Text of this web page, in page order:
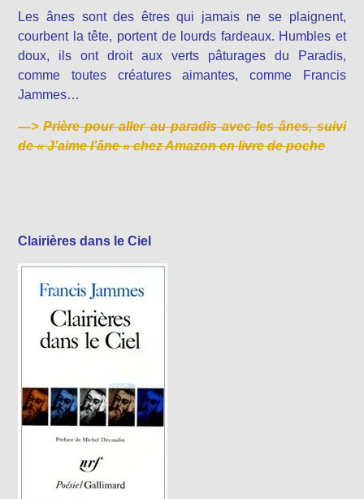
Les ânes sont des êtres qui jamais ne se plaignent,
courbent la tête, portent de lourds fardeaux. Humbles et
doux, ils ont droit aux verts pâturages du Paradis,
comme toutes créatures aimantes, comme Francis
Jammes…
—>Prière pour aller au paradis avec les ânes, suivi
de « J’aime l’âne » chez Amazon en livre de poche
Clairières dans le Ciel